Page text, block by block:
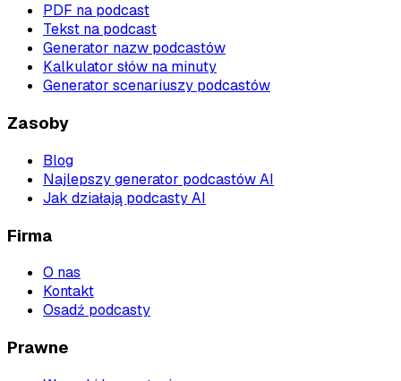
PDF na podcast
Tekst na podcast
Generator nazw podcastów
Kalkulator słów na minuty
Generator scenariuszy podcastów
Zasoby
Blog
Najlepszy generator podcastów AI
Jak działają podcasty AI
Firma
O nas
Kontakt
Osadź podcasty
Prawne